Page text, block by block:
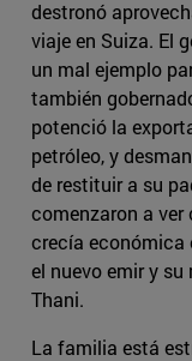
destronó
viaje en Suiza. El
un mal ejemplo
también
potenció la
petróleo, y
de restituir a su
comenzaron a ver
crecía económica
el nuevo emir y
Thani.
La familia está